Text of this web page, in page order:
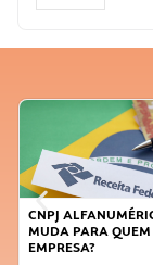
CNPJ
MUDA PARA QUEM
EMPRESA?